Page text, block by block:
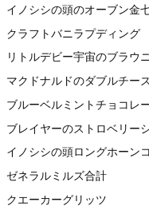
イノシシの頭のオーブン金
クラフトバニラプディング
リトルデビー宇宙のブラウ
マクドナルドのダブルチー
ブルーベルミントチョコレ
ブレイヤーのストロベリー
イノシシの頭ロングホーン
ゼネラルミルズ合計
クエーカーグリッツ